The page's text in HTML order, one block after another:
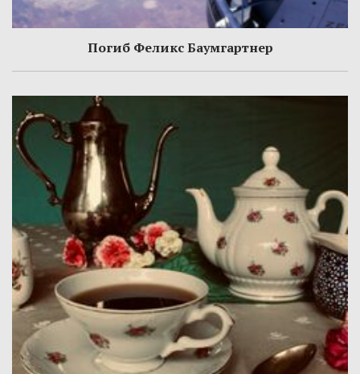
Погиб Феликс Баумгартнер